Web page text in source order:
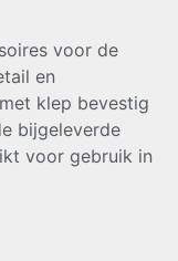
voor de
en
klep bevestig
bijgeleverde
voor gebruik in